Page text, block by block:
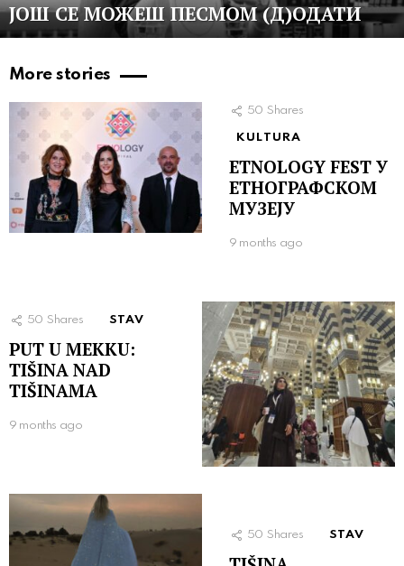
ЈОШ СЕ МОЖЕШ ПЕСМОМ (Д)ОДАТИ
More stories
50 Shares
KULTURA
ETNOLOGY FEST У
ЕТНОГРАФСКОМ
МУЗЕЈУ
9 months ago
50 Shares STAV
PUT U MEKKU:
TIŠINA NAD
TIŠINAMA
9 months ago
50 Shares STAV